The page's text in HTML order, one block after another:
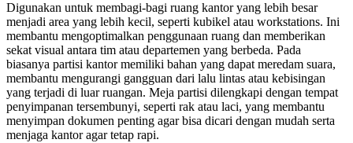
Digunakan untuk membagi-bagi ruang kantor yang lebih besar
menjadi area yang lebih kecil, seperti kubikel atau workstations. Ini
membantu mengoptimalkan penggunaan ruang dan memberikan
sekat visual antara tim atau departemen yang berbeda. Pada
biasanya partisi kantor memiliki bahan yang dapat meredam suara,
membantu mengurangi gangguan dari lalu lintas atau kebisingan
yang terjadi di luar ruangan. Meja partisi dilengkapi dengan tempat
penyimpanan tersembunyi, seperti rak atau laci, yang membantu
menyimpan dokumen penting agar bisa dicari dengan mudah serta
menjaga kantor agar tetap rapi.